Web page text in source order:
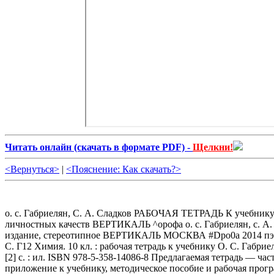
Читать онлайн (cкачать в формате PDF) - Щелкни!
<Вернуться> | <Пояснение: Как скачать?>
о. с. Габриелян, С. А. Сладков РАБОЧАЯ ТЕТРАДЬ К учебнику О. С. Габриеляна ХИМИЯ Тестовые задания UI О гос Содержит задания на формирование метапредметных умений и личностных качеств ВЕРТИКАЛЬ ^орофа о. с. Габриелян, с. А. Сладкое РАБОЧАЯ ТЕТРАДЬ Тестовые его задания СI U к учебнику О. С. Габриеляна ХИМИЯ Учени класса школы 2-е издание, стереотипное ВЕРТИКАЛЬ МОСКВА #Dpo0a 2014 пэс УДК 373.167.1:54 ББК 24.1я72 Г12 Условные знаки: ^ — личностные качества; ^ — метапредметные результаты. Габриелян, О. С. Г12 Химия. 10 кл. : рабочая тетрадь к учебнику О. С. Габриеляна «Химия. 10 класс. Базовый уровень» / О. С. Габриелян, С. А. Слад-ков. — 2-е изд., стереотип. — М. : Дрофа, 2014. — 142, [2] с. : ил. ISBN 978-5-358-14086-8 Предлагаемая тетрадь — часть учебного комплекса к учебнику О. С. Габриеляна «Химия. 10 класс». Помимо тетради в состав УМК входят электронное приложение к учебнику, методическое пособие и рабочая программа. Бесплатный доступ к электронному приложению и рабочей программе можно получить на сайте www.drofa.ru. Специальными знаками отмечены задания, направленные на формирование метапредметных умений (планировать деятельность, выделять различные признаки, сравнивать, классифицировать, устанавливать причинно-следственные связи, преобразовывать информацию и др.) и личностных качеств учеников. УДК 373.167.1:54 ББК 24.1я72 ISBN 978-5-358-14086-8 )000 «ДРОФА», 2013 Дорогие старшеклассники! Учебное пособие «Рабочая тетрадь. 10 класс» предназначено для работы как в классе, так и дома. Каждому параграфу учебника 10 класса соответствует раздел рабочей тетради, состоящий из двух частей. Первая часть представляет собой чёткий, лаконичный и очень сод(;ржатель-ный конспект учебного материгша, с которым вы знакомитесь на уроке. Авторы надеются, что этот конспект вы будете создавать в сотворчестве и сотрудничестве с нами и со своим учителем. Правильно оформленный и выученный конспект поможет в достижении необходимого результата. На результат также «работает» вторая часть каждого раздела: выполнение заданий позволит вам не просто выучить учебный материал, но и применить его в самостоятельных и контрольных работах. Многие задания предложены в форме тестов. Такой формат позволит подготовиться не только к ЕГЭ по химии (заметим, что базовый уровень не предполагает его с;дачи, однако вы можете изменить свои планы на продолжение образования в высшей школе), но и по другим предметам. В некоторых заданиях необходимо дополнить предложения или таблицы (схемы), вписать пропущенные слова, знаки, цифры в оставленные для этого клеточки. В каждую клетку можно вписать только одну букву или цифру. Для заполнения некоторых таблиц вам понадобятся справочные материалы. Умения работать с источниками информации и на основе полученных знаний создавать информационный продукт необходимы каждому современному человеку. Работа с этой тетрадью будет способствовать такой компетенции. С этой целью в тетради предусмотрены задания гуманитарной направленности. На учебном материгше предмета органической химии вы будете готовить сообщения, выступать с ними, отстаивать свою точку зрения. Наиболее интересные материалы вы можете оформлять в форме презентаций или рефератов. Будет полезно пополнить такими материалами системное собрание ваших успехов — портфолио. В рабочей тетради вы составите план сообщения или лаконичные тезисы, а также укажете адреса